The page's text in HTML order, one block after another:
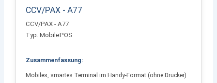
CCV/PAX - A77
CCV/PAX - A77
Typ: MobilePOS
Zusammenfassung:
Mobiles, smartes Terminal im Handy-Format (ohne Drucker)